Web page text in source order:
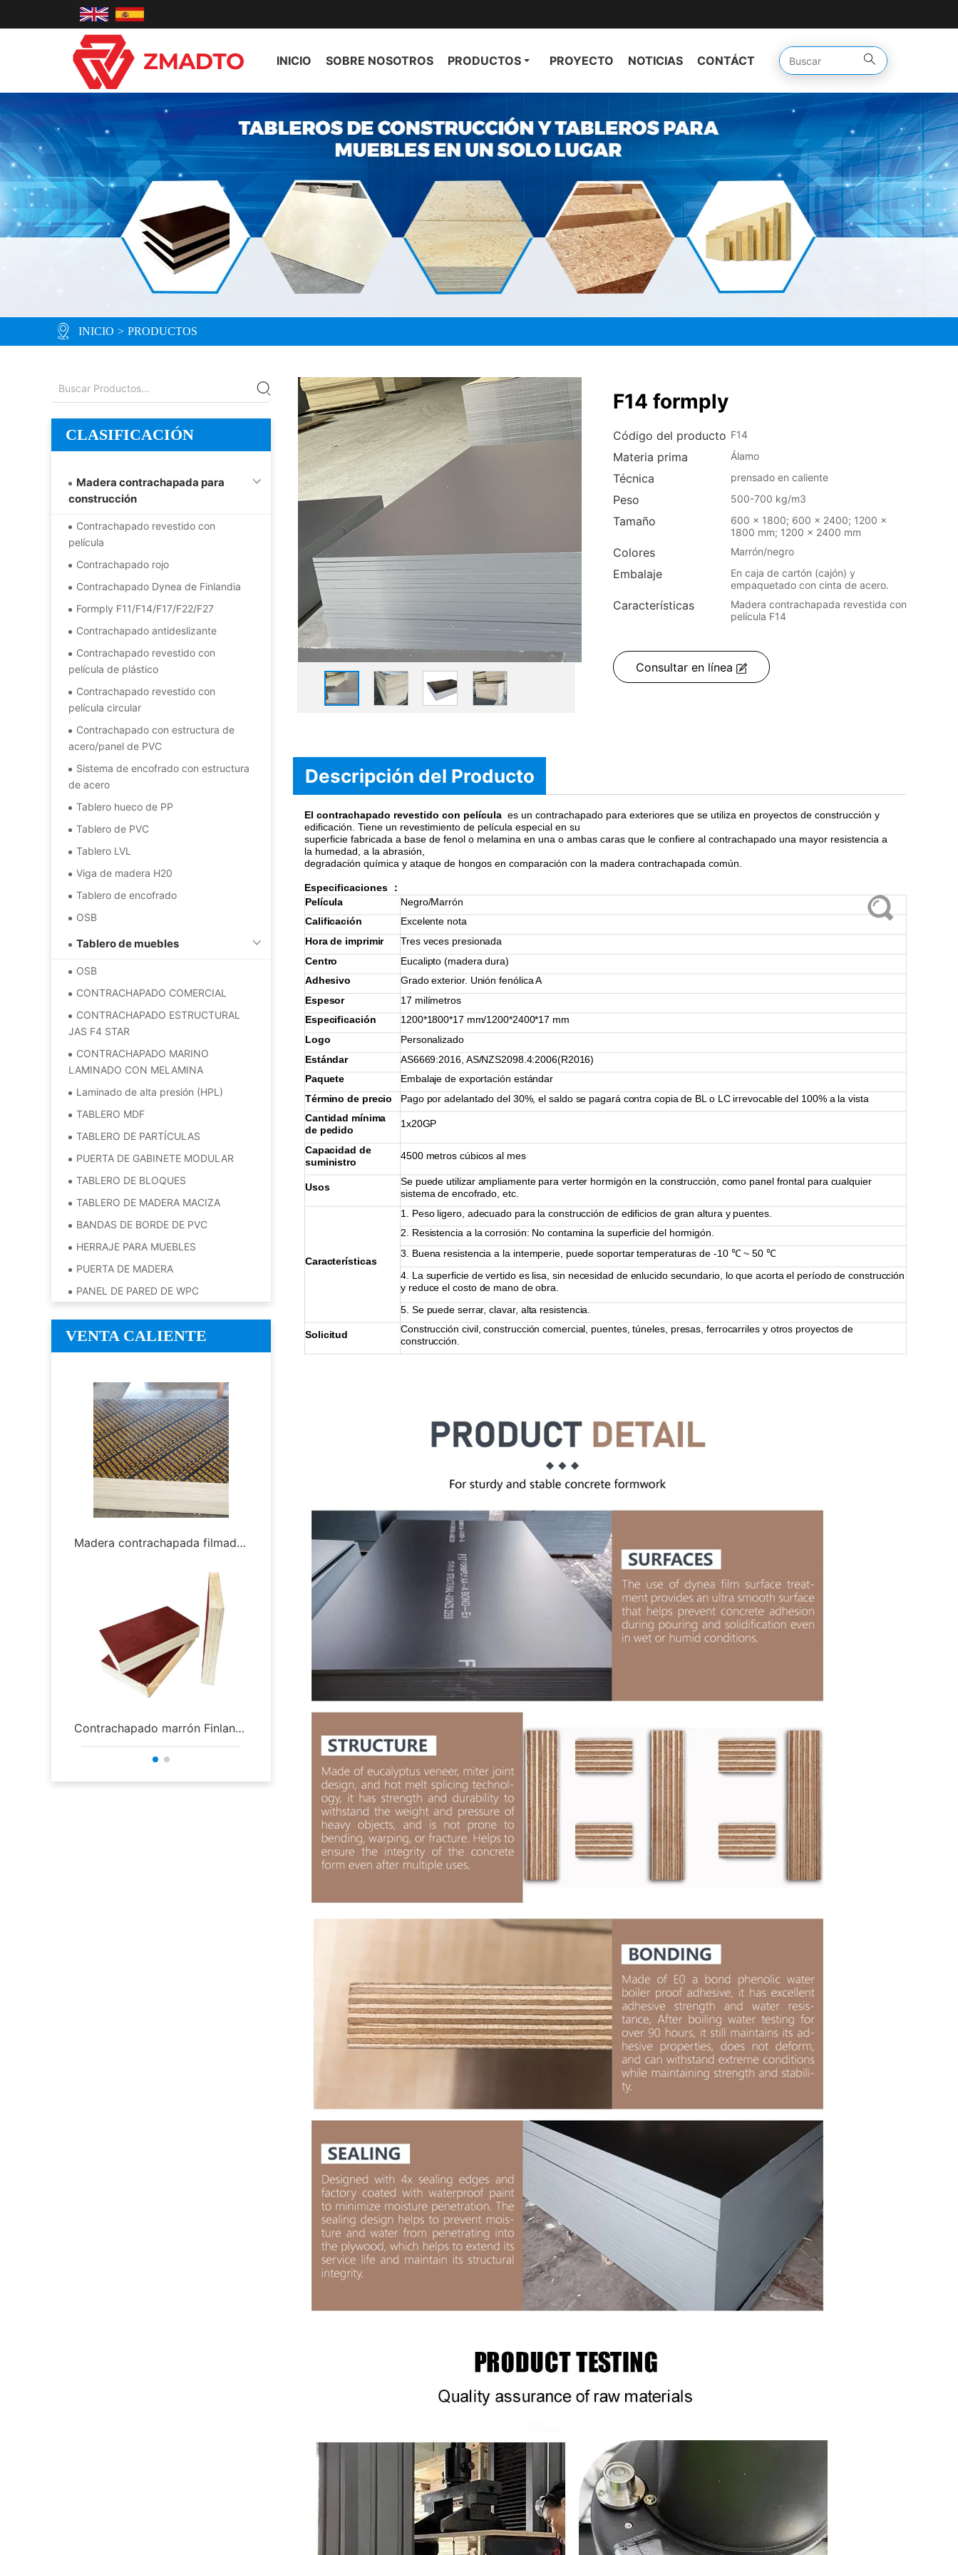
INICIO SOBRE NOSOTROS PRODUCTOS PROYECTO NOTICIAS CONTÁCTENOS
INICIO > PRODUCTOS
CLASIFICACIÓN
Madera contrachapada para
construcción
Contrachapado revestido con
película
Contrachapado rojo
Contrachapado Dynea de Finlandia
Formply F11/F14/F17/F22/F27
Contrachapado antideslizante
Contrachapado revestido con
película de plástico
Contrachapado revestido con
película circular
Contrachapado con estructura de
acero/panel de PVC
Sistema de encofrado con estructura
de acero
Tablero hueco de PP
Tablero de PVC
Tablero LVL
Viga de madera H20
Tablero de encofrado
OSB
Tablero de muebles
OSB
CONTRACHAPADO COMERCIAL
CONTRACHAPADO ESTRUCTURAL
JAS F4 STAR
CONTRACHAPADO MARINO
LAMINADO CON MELAMINA
Laminado de alta presión (HPL)
TABLERO MDF
TABLERO DE PARTÍCULAS
PUERTA DE GABINETE MODULAR
TABLERO DE BLOQUES
TABLERO DE MADERA MACIZA
BANDAS DE BORDE DE PVC
HERRAJE PARA MUEBLES
PUERTA DE MADERA
PANEL DE PARED DE WPC
VENTA CALIENTE
Madera contrachapada filmada
Contrachapado marrón Finland
Tablero MDF recubierto de mela
mina
tar con núcleo de álamo comple
F14 formply
Código del producto F14
Materia prima Álamo
Técnica prensado en caliente
Peso 500-700 kg/m3
Tamaño
600 x 1800; 600 x 2400; 1200 x
1800 mm; 1200 x 2400 mm
Colores Marrón/negro
Embalaje
En caja de cartón (cajón) y
empaquetado con cinta de acero.
Características
Madera contrachapada revestida con
película F14
Consultar en línea
Descripción del Producto
El contrachapado revestido con película es un contrachapado para exteriores que se utiliza en proyectos de construcción y
edificación. Tiene un revestimiento de película especial en su
superficie fabricada a base de fenol o melamina en una o ambas caras que le confiere al contrachapado una mayor resistencia a
la humedad, a la abrasión,
degradación química y ataque de hongos en comparación con la madera contrachapada común.
Especificaciones ：
Película
Negro/Marrón
Calificación
Excelente nota
Hora de imprimir
Tres veces presionada
Centro
Eucalipto (madera dura)
Adhesivo
Grado exterior. Unión fenólica A
Espesor
17 milímetros
Especificación
1200*1800*17 mm/1200*2400*17 mm
Logo
Personalizado
Estándar
AS6669:2016, AS/NZS2098.4:2006(R2016)
Paquete
Embalaje de exportación estándar
Término de precio
Pago por adelantado del 30%, el saldo se pagará contra copia de BL o LC irrevocable del 100% a la vista
Cantidad mínima
de pedido
1x20GP
Capacidad de
suministro
4500 metros cúbicos al mes
Usos
Se puede utilizar ampliamente para verter hormigón en la construcción, como panel frontal para cualquier
sistema de encofrado, etc.
Características
1. Peso ligero, adecuado para la construcción de edificios de gran altura y puentes.
2. Resistencia a la corrosión: No contamina la superficie del hormigón.
3. Buena resistencia a la intemperie, puede soportar temperaturas de -10 ℃~ 50 ℃
4. La superficie de vertido es lisa, sin necesidad de enlucido secundario, lo que acorta el período de construcción
y reduce el costo de mano de obra.
5. Se puede serrar, clavar, alta resistencia.
Solicitud
Construcción civil, construcción comercial, puentes, túneles, presas, ferrocarriles y otros proyectos de
construcción.